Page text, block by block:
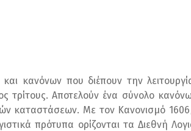
κανόνων που διέπουν την
τρίτους. Αποτελούν ένα σύνολο
καταστάσεων. Με τον Κανονισμό
πρότυπα ορίζονται τα Διεθνή